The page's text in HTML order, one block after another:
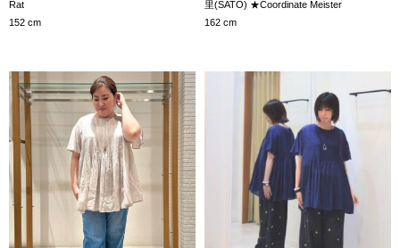
Rat
152 cm
里(SATO) ★Coordinate Meister
162 cm